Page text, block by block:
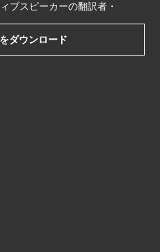
ブスピーカーの翻訳者・
ダウンロード